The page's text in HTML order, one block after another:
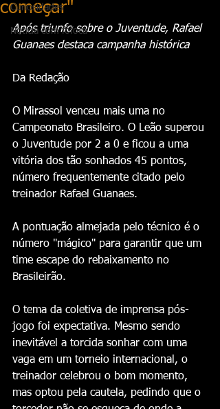
Curiosidades
Notícia com fofoca
começar"
Após triunfo sobre o Juventude, Rafael
Guanaes destaca campanha histórica
Da Redação
O Mirassol venceu mais uma no
Campeonato Brasileiro. O Leão superou
o Juventude por 2 a 0 e ficou a uma
vitória dos tão sonhados 45 pontos,
número frequentemente citado pelo
treinador Rafael Guanaes.
A pontuação almejada pelo técnico é o
número "mágico" para garantir que um
time escape do rebaixamento no
Brasileirão.
O tema da coletiva de imprensa pós-
jogo foi expectativa. Mesmo sendo
inevitável a torcida sonhar com uma
vaga em um torneio internacional, o
treinador celebrou o bom momento,
mas optou pela cautela, pedindo que o